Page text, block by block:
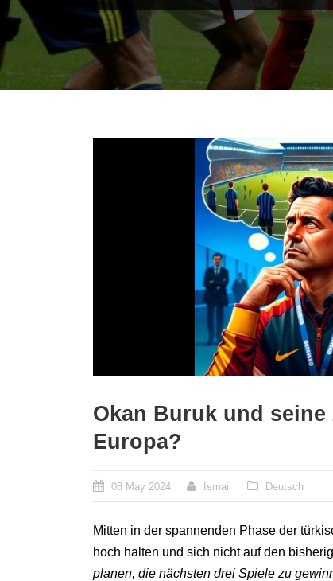
Okan Buruk und
Europa?
08 May 2024 Ismail Deutsch
Mitten in der spannenden Phase der
hoch halten und sich nicht auf den
planen, die nächsten drei Spiele zu